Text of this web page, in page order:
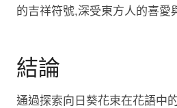
的吉祥符號,深受東方人的喜愛
結論
通過探索向日葵花束在花語中